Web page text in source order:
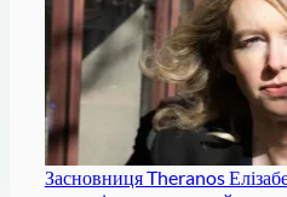
Засновниця Theranos